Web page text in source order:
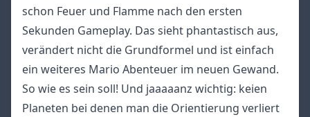
schon Feuer und Flamme nach den ersten
Sekunden Gameplay. Das sieht phantastisch aus,
verändert nicht die Grundformel und ist einfach
ein weiteres Mario Abenteuer im neuen Gewand.
So wie es sein soll! Und jaaaaanz wichtig: keien
Planeten bei denen man die Orientierung verliert